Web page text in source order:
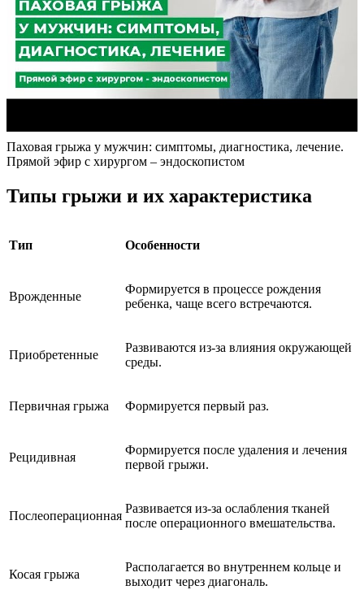
Паховая грыжа у мужчин: симптомы, диагностика, лечение.
Прямой эфир с хирургом – эндоскопистом
Типы грыжи и их характеристика
Тип Особенности
Врожденные
Формируется в процессе рождения
ребенка, чаще всего встречаются.
Приобретенные
Развиваются из-за влияния окружающей
среды.
Первичная грыжа Формируется первый раз.
Рецидивная
Формируется после удаления и лечения
первой грыжи.
Послеоперационная
Развивается из-за ослабления тканей
после операционного вмешательства.
Косая грыжа
Располагается во внутреннем кольце и
выходит через диагональ.